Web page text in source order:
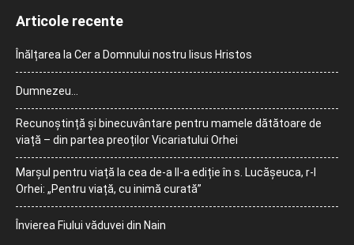
Articole recente
Înălțarea la Cer a Domnului nostru Iisus Hristos
Dumnezeu…
Recunoștință și binecuvântare pentru mamele dătătoare de
viață – din partea preoților Vicariatului Orhei
Marșul pentru viață la cea de-a II-a ediție în s. Lucășeuca, r-l
Orhei: „Pentru viață, cu inimă curată”
Învierea Fiului văduvei din Nain